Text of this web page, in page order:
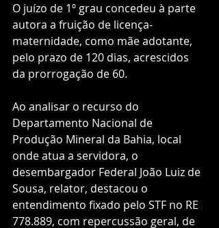
O juízo de 1º grau concedeu à parte
autora a fruição de licença-
maternidade, como mãe adotante,
pelo prazo de 120 dias, acrescidos
da prorrogação de 60.
Ao analisar o recurso do
Departamento Nacional de
Produção Mineral da Bahia, local
onde atua a servidora, o
desembargador Federal João Luiz de
Sousa, relator, destacou o
entendimento fixado pelo STF no RE
778.889, com repercussão geral, de